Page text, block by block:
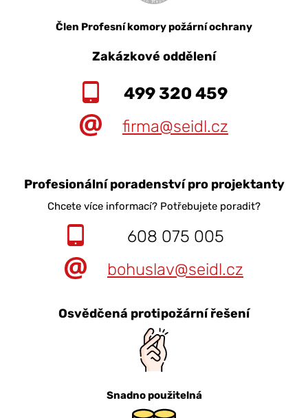
Člen Profesní komory požární ochrany
Zakázkové oddělení
499 320 459
firma@seidl.cz
Profesionální poradenství pro projektanty
Chcete více informací? Potřebujete poradit?
608 075 005
bohuslav@seidl.cz
Osvědčená protipožární řešení
Snadno použitelná